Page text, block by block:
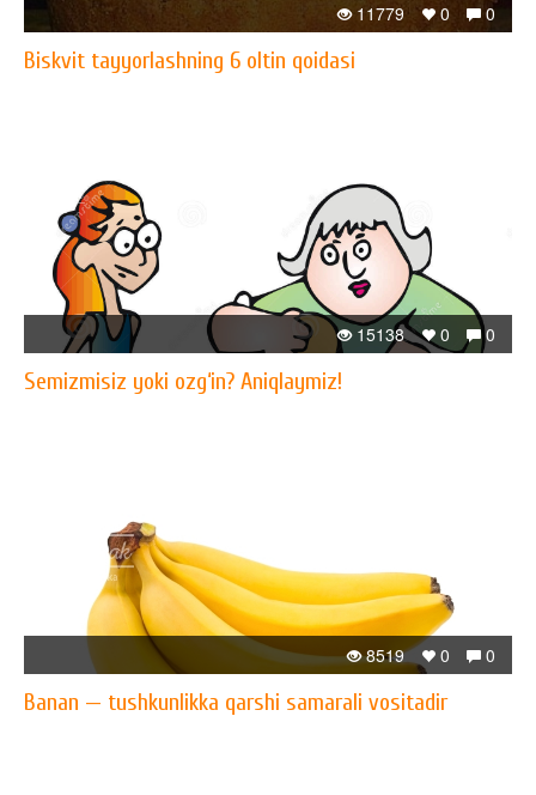
0
0
11779
Biskvit tayyorlashning 6 oltin qoidasi
0
0
15138
Semizmisiz yoki ozg‘in? Aniqlaymiz!
0
0
8519
Banan — tushkunlikka qarshi samarali vositadir